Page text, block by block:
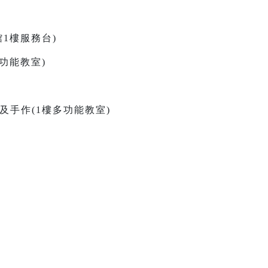
樓服務台)
能教室)
手作(1樓多功能教室)